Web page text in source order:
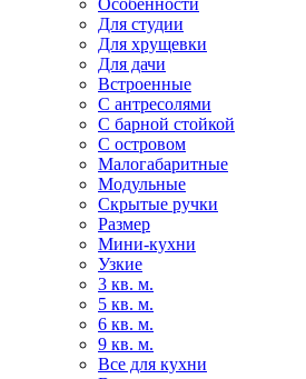
Особенности
Для студии
Для хрущевки
Для дачи
Встроенные
С антресолями
С барной стойкой
С островом
Малогабаритные
Модульные
Скрытые ручки
Размер
Мини-кухни
Узкие
3 кв. м.
5 кв. м.
6 кв. м.
9 кв. м.
Все для кухни